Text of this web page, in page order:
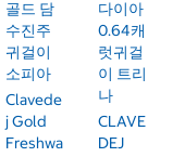
골드 담
수진주
귀걸이
소피아
Clavede
J Gold
Freshwa
다이아
0.64캐
럿귀걸
이 트리
나
CLAVE
DEJ